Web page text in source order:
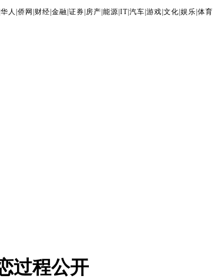
华人 侨网 财经 金融 证券 房产 能源 IT| 汽车 游戏 文化 娱乐 体育
过程公开